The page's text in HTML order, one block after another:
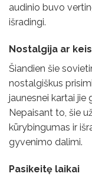
audinio buvo
išradingi.
Nostalgija ar
Šiandien šie
nostalgiškus
jaunesnei kartai jie
Nepaisant to, šie
kūrybingumas ir
gyvenimo dalimi.
Pasikeitę laikai